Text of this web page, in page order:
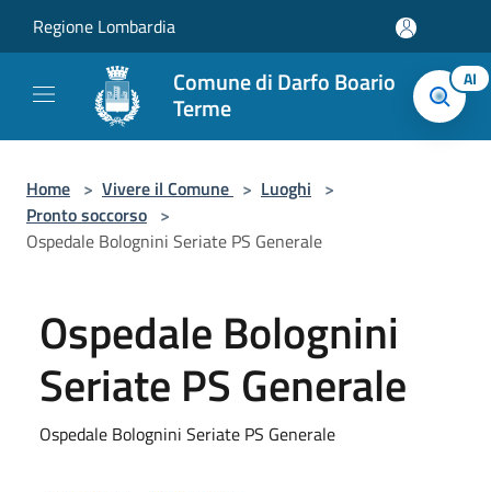
Regione Lombardia
Comune di Darfo Boario
Terme
AI
Home > Vivere il Comune > Luoghi >
Pronto soccorso >
Ospedale Bolognini Seriate PS Generale
Ospedale Bolognini
Seriate PS Generale
Ospedale Bolognini Seriate PS Generale